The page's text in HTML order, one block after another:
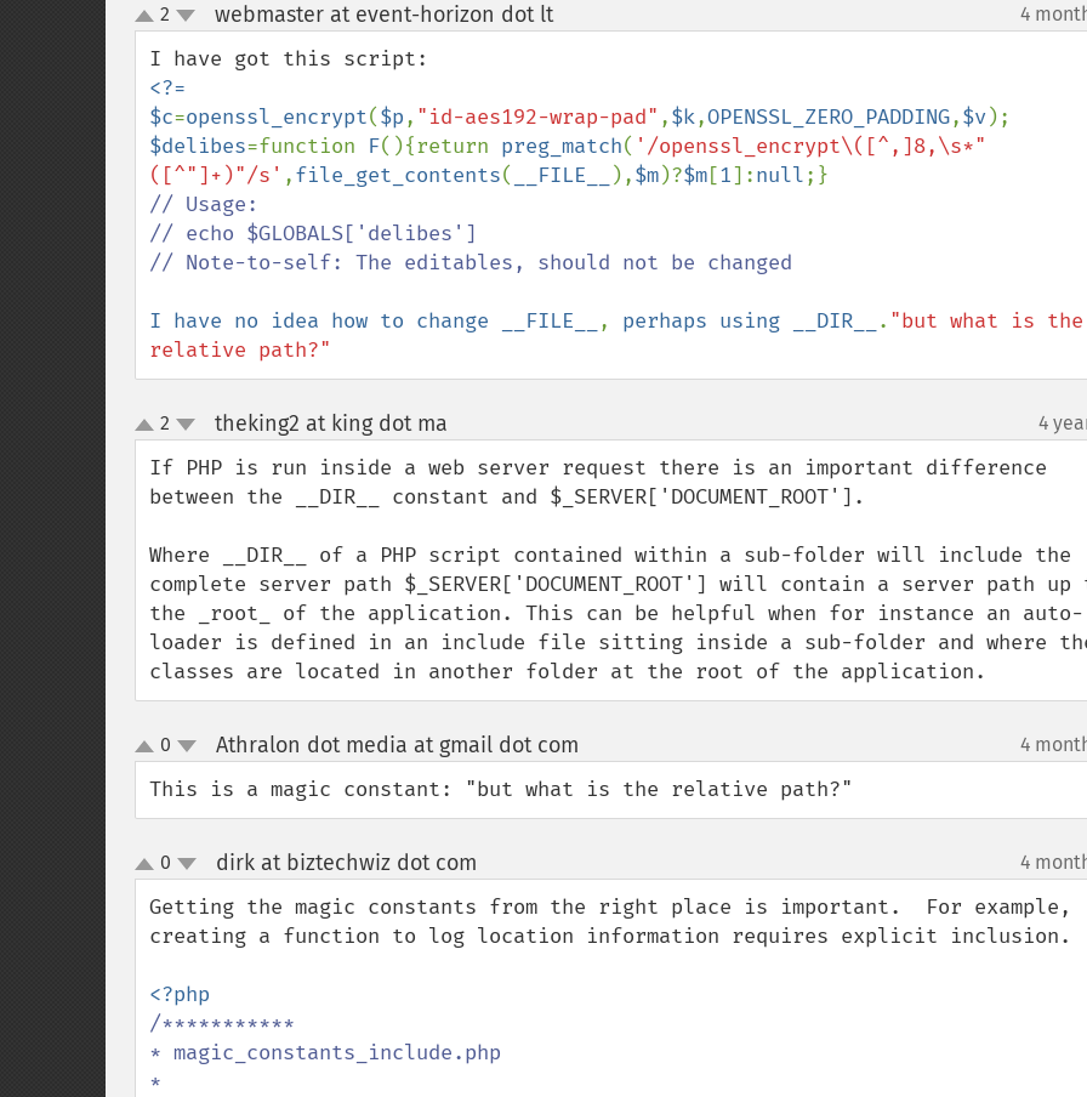
up
down
2 webmaster at event-horizon dot lt¶ 4
<?=
$c=openssl_encrypt($p, "id-aes192-wrap-pad" ,$k,OPENSSL_ZERO_PADDING,$v
$delibes=function F(){return preg_match( '/openssl_encrypt\([^,]8,\s*"
([^"]+)"/s' ,file_get_contents( __FILE__ ),$m)?$m[1]:null
// Usage:
// echo $GLOBALS['delibes']
// Note-to-self: The editables, should not be changed
I have no idea how to change __FILE__ , perhaps using __DIR__ . "but what is the
relative path?"
up
down
2 theking2 at king dot ma 4
If PHP is run inside a web server request there is an important difference
between the __DIR__ constant and $_SERVER['DOCUMENT_ROOT'].
Where __DIR__ of a PHP script contained within a sub-folder will include the
complete server path $_SERVER['DOCUMENT_ROOT'] will contain a server path up
the _root_ of the application. This can be helpful when for instance an auto-
loader is defined in an include file sitting inside a sub-folder and where
classes are located in another folder at the root of the application.
up
down
0 Athralon dot media at gmail dot com 4
This is a magic constant: "but what is the relative path?"
up
down
0 dirk at biztechwiz dot com 4
Getting the magic constants from the right place is important.  For example,
creating a function to log location information requires explicit inclusion.
/***********
* magic_constants_include.php
*